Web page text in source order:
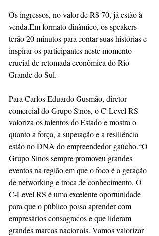
Os ingressos, no valor de R$ 70, já estão à
venda.Em formato dinâmico, os speakers
terão 20 minutos para contar suas histórias e
inspirar os participantes neste momento
crucial de retomada econômica do Rio
Grande do Sul.
Para Carlos Eduardo Gusmão, diretor
comercial do Grupo Sinos, o C-Level RS
valoriza os talentos do Estado e mostra o
quanto a força, a superação e a resiliência
estão no DNA do empreendedor gaúcho.“O
Grupo Sinos sempre promoveu grandes
eventos na região em que o foco é a geração
de networking e troca de conhecimento. O
C-Level RS é uma excelente oportunidade
para que o público possa aprender com
empresários consagrados e que lideram
grandes marcas nacionais. Vamos valorizar